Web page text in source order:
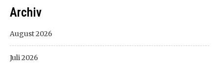
Archiv
August 2026
Juli 2026